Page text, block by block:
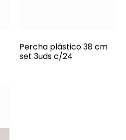
Percha plástico 38 cm
set 3uds c/24